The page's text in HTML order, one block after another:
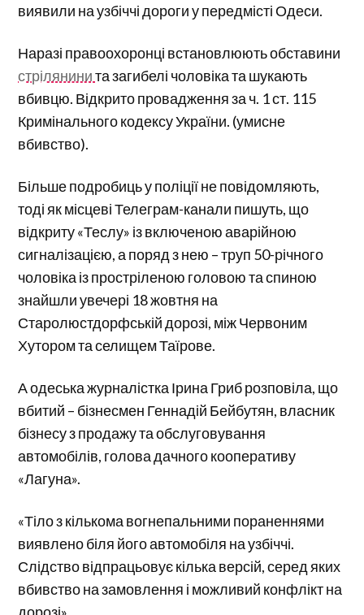
виявили на узбіччі дороги у передмісті Одеси.
Наразі правоохоронці встановлюють обставини
стрілянинита загибелі чоловіка та шукають
вбивцю. Відкрито провадження за ч. 1 ст. 115
Кримінального кодексу України. (умисне
вбивство).
Більше подробиць у поліції не повідомляють,
тоді як місцеві Телеграм-канали пишуть, що
відкриту «Теслу» із включеною аварійною
сигналізацією, а поряд з нею – труп 50-річного
чоловіка із простріленою головою та спиною
знайшли увечері 18 жовтня на
Старолюстдорфській дорозі, між Червоним
Хутором та селищем Таїрове.
А одеська журналістка Ірина Гриб розповіла, що
вбитий – бізнесмен Геннадій Бейбутян, власник
бізнесу з продажу та обслуговування
автомобілів, голова дачного кооперативу
«Лагуна».
«Тіло з кількома вогнепальними пораненнями
виявлено біля його автомобіля на узбіччі.
Слідство відпрацьовує кілька версій, серед яких
вбивство на замовлення і можливий конфлікт на